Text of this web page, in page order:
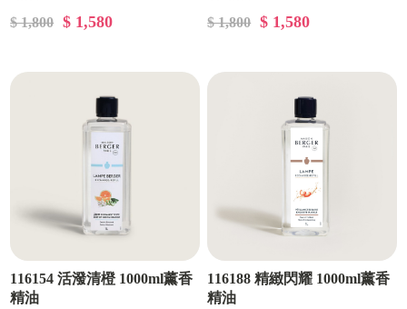
$ 1,800
$ 1,580
$ 1,800
$ 1,580
116154 活潑清橙 1000ml薰香
精油
116188 精緻閃耀 1000ml薰香
精油